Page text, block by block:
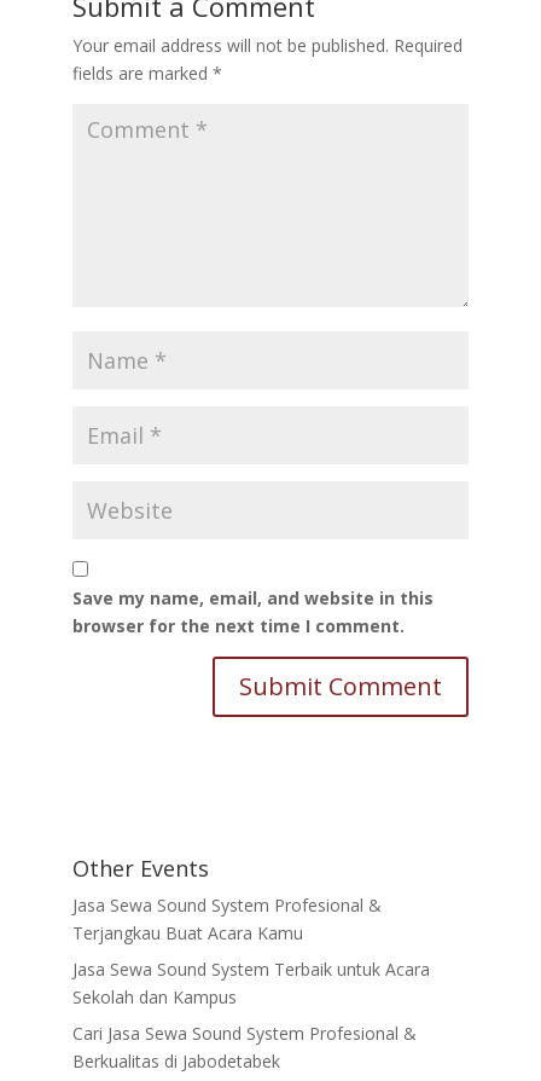
Your email address will not be published. Required
fields are marked *
Save my name, email, and website in this
browser for the next time I comment.
Other Events
Jasa Sewa Sound System Profesional &
Terjangkau Buat Acara Kamu
Jasa Sewa Sound System Terbaik untuk Acara
Sekolah dan Kampus
Cari Jasa Sewa Sound System Profesional &
Berkualitas di Jabodetabek